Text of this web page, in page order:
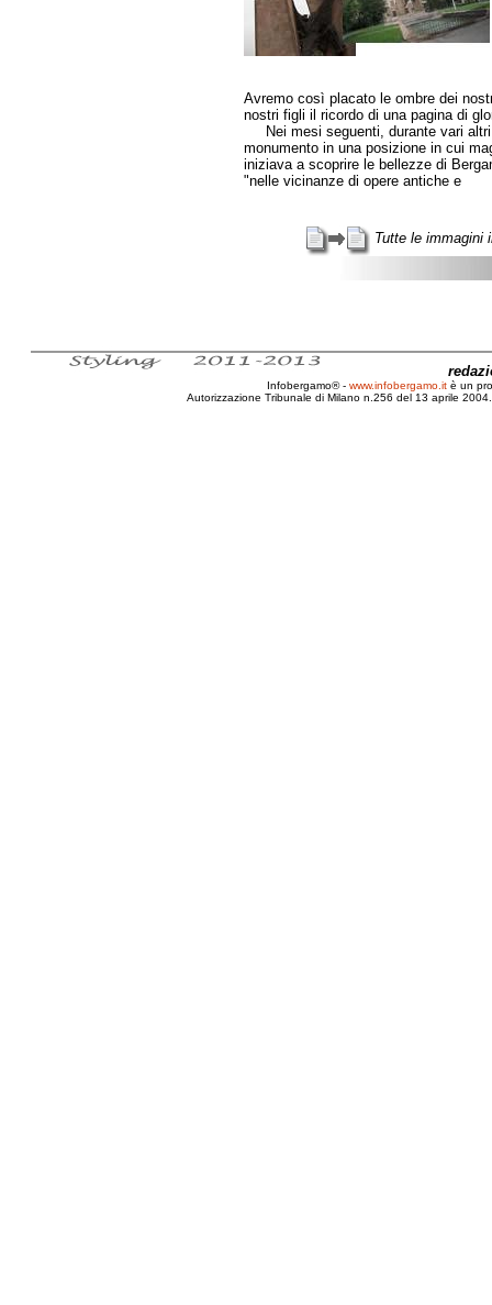
Avremo così placato le ombre dei
nostri figli il ricordo di una pagina di
Nei mesi seguenti, durante vari altri
monumento in una posizione in cui
iniziava a scoprire le bellezze di
"nelle vicinanze di opere antiche e
Tutte le immagini
Infobergamo® - www.infobergamo.it è un
Autorizzazione Tribunale di Milano n.256 del 13 aprile